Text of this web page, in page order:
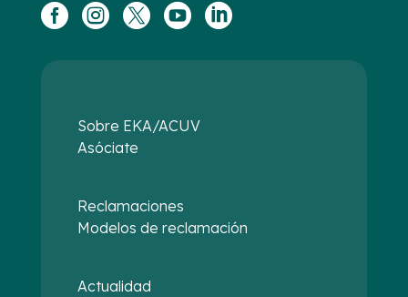
    
Sobre EKA/ACUV
Asóciate
Reclamaciones
Modelos de reclamación
Actualidad